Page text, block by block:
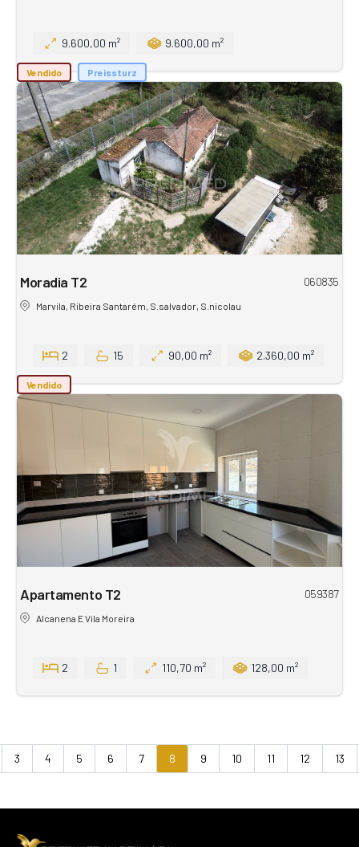
9.600,00 m² 9.600,00 m²
Vendido Preissturz
Moradia T2 060835
Marvila, Ribeira Santarém, S.salvador, S.nicolau
2 15 90,00 m² 2.360,00 m²
Vendido
Apartamento T2 059387
Alcanena E Vila Moreira
2 1 110,70 m² 128,00 m²
3 4 5 6 7 8 9 10 11 12 13